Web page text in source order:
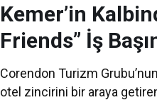
Kemer’in
Friends” İş
Corendon Turizm
otel zincirini bir araya